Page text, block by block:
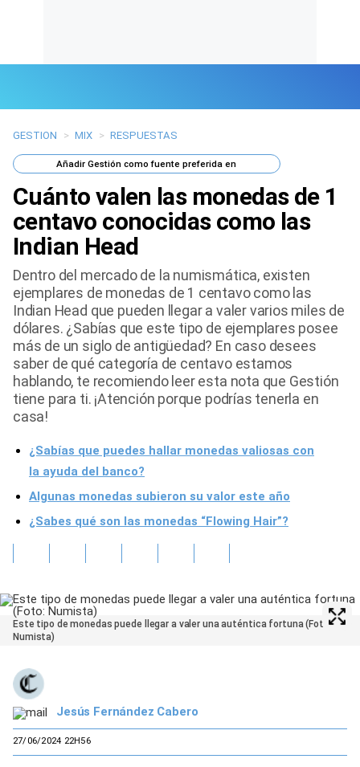
Últimas Noticias
Mi Bolsillo
Respuestas
Gente
Vida Laboral
Tendencias Mix
Sports
GESTION > MIX > RESPUESTAS
AñadirGestión como fuente preferida en
Cuánto valen las monedas de 1
centavo conocidas como las
Indian Head
Dentro del mercado de la numismática, existen
ejemplares de monedas de 1 centavo como las
Indian Head que pueden llegar a valer varios miles de
dólares. ¿Sabías que este tipo de ejemplares posee
más de un siglo de antigüedad? En caso desees
saber de qué categoría de centavo estamos
hablando, te recomiendo leer esta nota que Gestión
tiene para ti. ¡Atención porque podrías tenerla en
casa!
¿Sabías que puedes hallar monedas valiosas con
la ayuda del banco?
Algunas monedas subieron su valor este año
¿Sabes qué son las monedas “Flowing Hair”?
Este tipo de monedas puede llegar a valer una auténtica fortuna (Foto:
Numista)
Jesús Fernández Cabero
27/06/2024 22H56